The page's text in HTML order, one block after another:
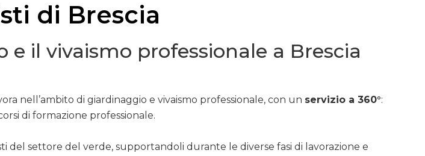
di Brescia
il vivaismo professionale a Brescia
nell’ambito di giardinaggio e vivaismo professionale, con un servizio a 360°:
di formazione professionale.
del settore del verde, supportandoli durante le diverse fasi di lavorazione e